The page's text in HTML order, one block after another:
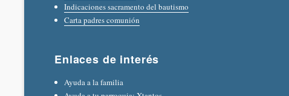
Indicaciones sacramento del bautismo
Carta padres comunión
Enlaces de interés
Ayuda a la familia